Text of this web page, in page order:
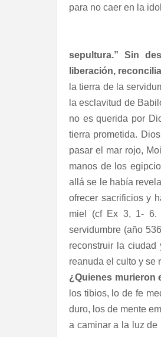
para no caer en la
sepultura.” Sin
liberación,
la tierra de la
la esclavitud de
no es querida por
tierra prometida.
pasar el mar rojo,
manos de los
allá se le había
ofrecer sacrificios y
miel (cf Ex 3, 1- 6.
servidumbre (año
reconstruir la
reanuda el culto y se
¿Quienes murieron
los tibios, lo de fe
duro, los de mente
a caminar a la luz de